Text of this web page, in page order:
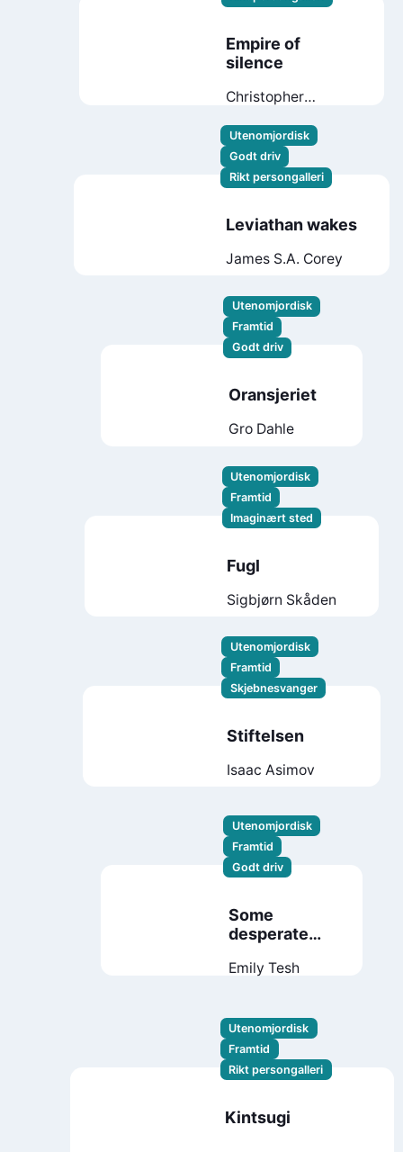
Empire of
silence
Christopher
Utenomjordisk
Godt driv
Rikt persongalleri
Leviathan wakes
James S.A. Corey
Utenomjordisk
Framtid
Godt driv
Oransjeriet
Gro Dahle
Utenomjordisk
Framtid
Imaginært sted
Fugl
Sigbjørn Skåden
Utenomjordisk
Framtid
Skjebnesvanger
Stiftelsen
Isaac Asimov
Utenomjordisk
Framtid
Godt driv
Some
desperate
Emily Tesh
Utenomjordisk
Framtid
Rikt persongalleri
Kintsugi